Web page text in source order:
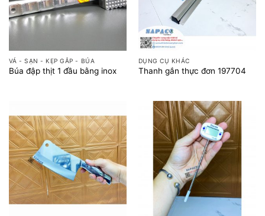
VÁ - SẠN - KẸP GẮP - BÚA
Búa đập thịt 1 đầu bằng inox
DỤNG CỤ KHÁC
Thanh gắn thực đơn 197704